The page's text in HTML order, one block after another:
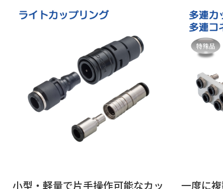
小型・軽量で片手操作可能なカッ 一度に